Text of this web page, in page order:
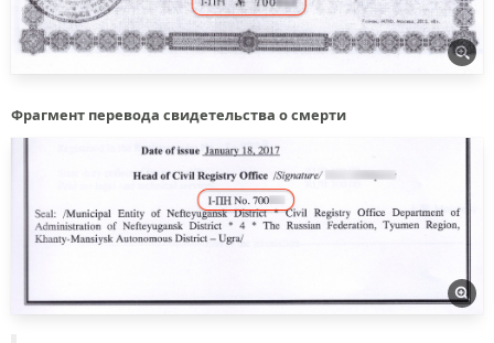
Фрагмент перевода свидетельства о смерти